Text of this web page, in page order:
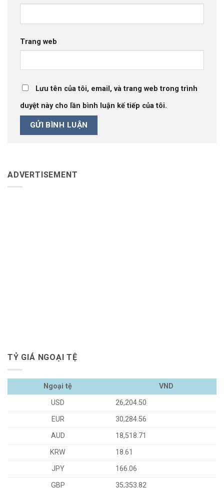
Trang web
Lưu tên của tôi, email, và trang web trong trình
duyệt này cho lần bình luận kế tiếp của tôi.
ADVERTISEMENT
TỶ GIÁ NGOẠI TỆ
Ngoại tệ
VND
USD
26,204.50
EUR
30,284.56
AUD
18,518.71
KRW
18.61
JPY
166.06
GBP
35,353.82